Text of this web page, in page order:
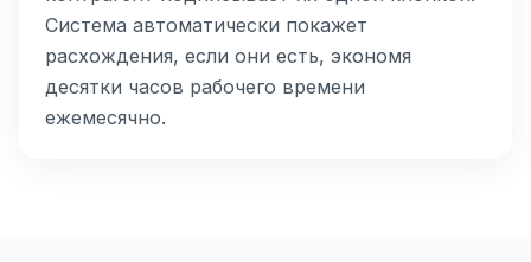
Система автоматически покажет
расхождения, если они есть, экономя
десятки часов рабочего времени
ежемесячно.